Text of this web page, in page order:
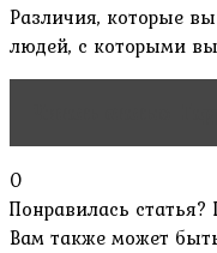
Различия, которые
людей, с которыми вы
0
Понравилась
Вам также может